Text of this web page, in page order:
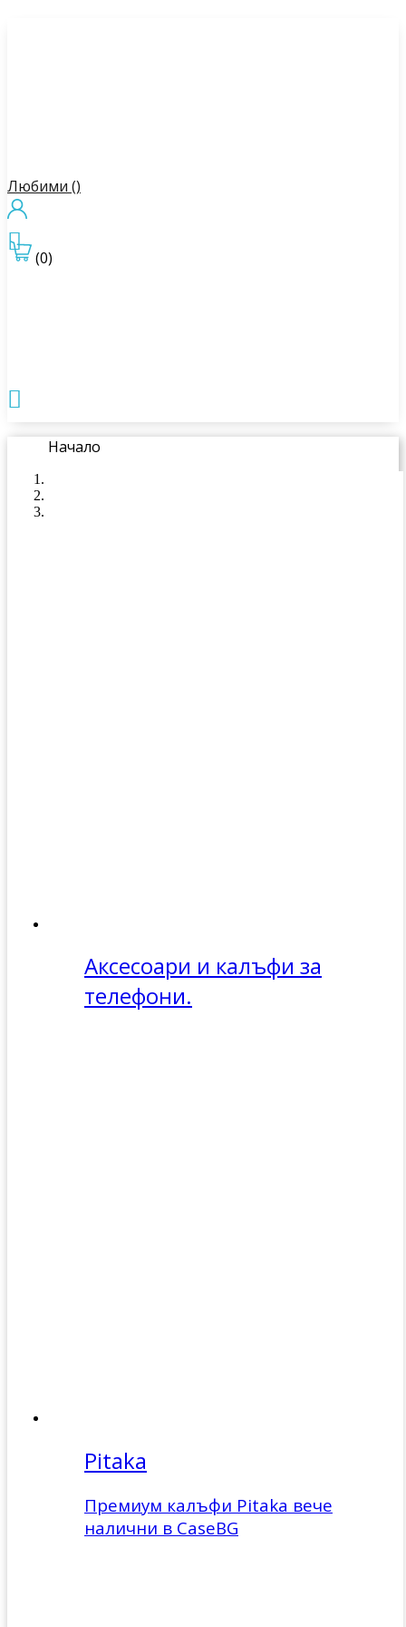
Любими ()
(0)


Начало
Аксесоари и калъфи за
телефони.
Pitaka
Премиум калъфи Pitaka вече
налични в CaseBG